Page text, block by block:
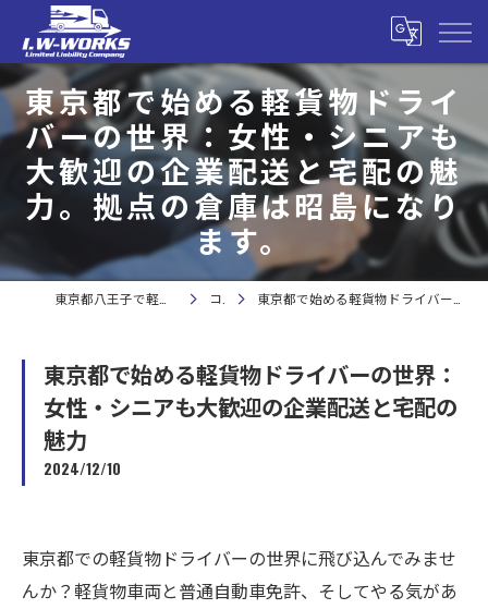
東京都で始める軽貨物ドライ
バーの世界：女性・シニアも
大歓迎の企業配送と宅配の魅
力。拠点の倉庫は昭島になり
ます。
コラム 東京都で始める軽貨物ドライバーの世界：女性・シニアも大歓迎の企業配送と宅配の魅力
東京都で始める軽貨物ドライバーの世界：
女性・シニアも大歓迎の企業配送と宅配の
魅力
2024/12/10
東京都での軽貨物ドライバーの世界に飛び込んでみませ
んか？軽貨物車両と普通自動車免許、そしてやる気があ